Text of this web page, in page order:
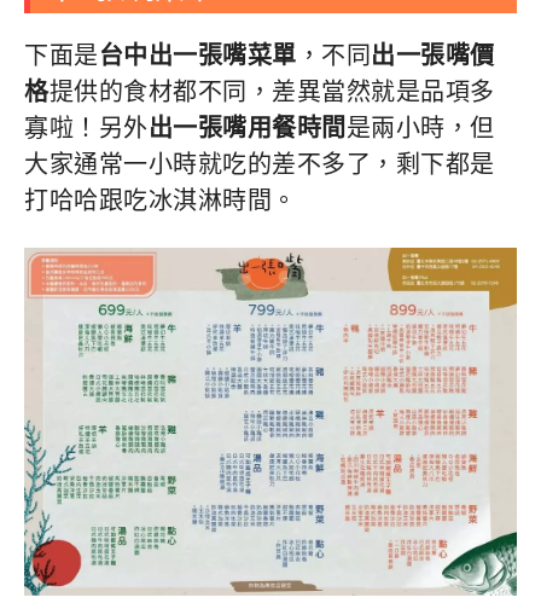
下面是台中出一張嘴菜單 ，不同出一張嘴價
格提供的食材都不同，差異當然就是品項多
寡啦！另外出一張嘴用餐時間是兩小時，但
大家通常一小時就吃的差不多了，剩下都是
打哈哈跟吃冰淇淋時間。